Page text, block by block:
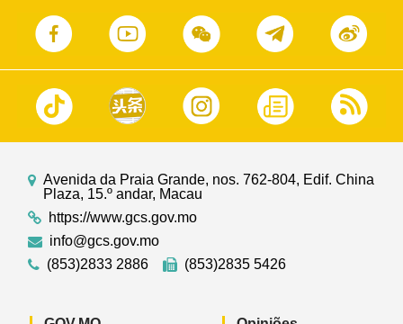
Avenida da Praia Grande, nos. 762-804, Edif. China
Plaza, 15.º andar, Macau
https://www.gcs.gov.mo
info@gcs.gov.mo
(853)2833 2886
(853)2835 5426